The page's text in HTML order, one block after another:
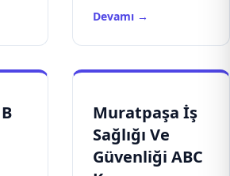
Devamı →
Muratpaşa İş
Sağlığı Ve
Güvenliği ABC